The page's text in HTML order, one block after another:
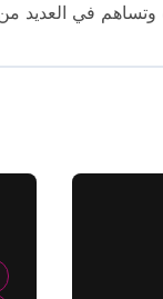
في العديد من